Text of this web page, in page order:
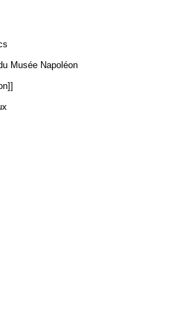
Musée Napoléon